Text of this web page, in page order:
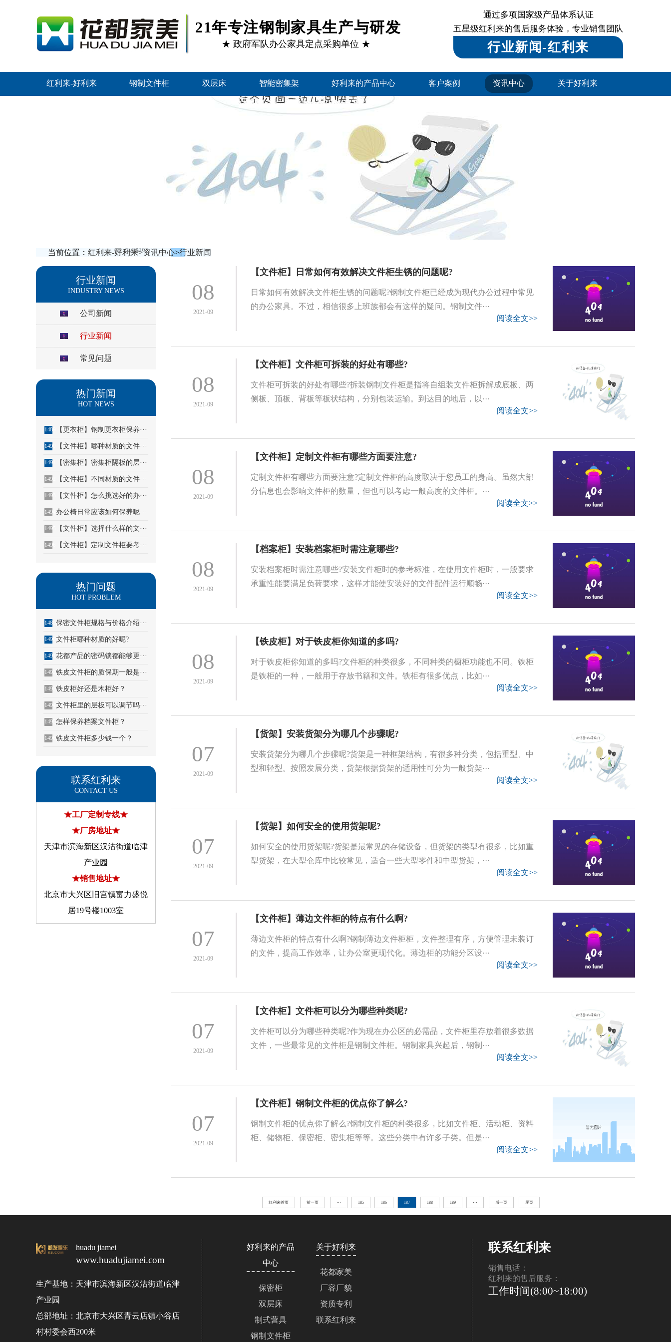
21年专注钢制家具生产与研发
★ 政府军队办公家具定点采购单位 ★
通过多项国家级产品体系认证
五星级红利来的售后服务体验，专业销售团队
行业新闻-红利来
红利来-好利来 钢制文件柜 双层床 智能密集架 好利来的产品中心 客户案例 资讯中心 关于好利来
当前位置： 红利来-好利来>资讯中心>行业新闻
行业新闻
INDUSTRY NEWS
公司新闻
行业新闻
常见问题
热门新闻
HOT NEWS
1489 【更衣柜】钢制更衣柜保养···
1490 【文件柜】哪种材质的文件···
1491 【密集柜】密集柜隔板的层···
1492 【文件柜】不同材质的文件···
1493 【文件柜】怎么挑选好的办···
1494 办公椅日常应该如何保养呢···
1495 【文件柜】选择什么样的文···
1496 【文件柜】定制文件柜要考···
热门问题
HOT PROBLEM
1489 保密文件柜规格与价格介绍···
1490 文件柜哪种材质的好呢?
1491 花都产品的密码锁都能够更···
1492 铁皮文件柜的质保期一般是···
1493 铁皮柜好还是木柜好？
1494 文件柜里的层板可以调节吗···
1495 怎样保养档案文件柜？
1496 铁皮文件柜多少钱一个？
联系红利来
CONTACT US
★工厂定制专线★
★厂房地址★
天津市滨海新区汉沽街道临津
产业园
★销售地址★
北京市大兴区旧宫镇富力盛悦
居19号楼1003室
08
2021-09
【文件柜】日常如何有效解决文件柜生锈的问题呢?
日常如何有效解决文件柜生锈的问题呢?钢制文件柜已经成为现代办公过程中常见
的办公家具。不过，相信很多上班族都会有这样的疑问。钢制文件···
阅读全文>>
08
2021-09
【文件柜】文件柜可拆装的好处有哪些?
文件柜可拆装的好处有哪些?拆装钢制文件柜是指将自组装文件柜拆解成底板、两
侧板、顶板、背板等板状结构，分别包装运输。到达目的地后，以···
阅读全文>>
08
2021-09
【文件柜】定制文件柜有哪些方面要注意?
定制文件柜有哪些方面要注意?定制文件柜的高度取决于您员工的身高。虽然大部
分信息也会影响文件柜的数量，但也可以考虑一般高度的文件柜。···
阅读全文>>
08
2021-09
【档案柜】安装档案柜时需注意哪些?
安装档案柜时需注意哪些?安装文件柜时的参考标准，在使用文件柜时，一般要求
承重性能要满足负荷要求，这样才能使安装好的文件配件运行顺畅···
阅读全文>>
08
2021-09
【铁皮柜】对于铁皮柜你知道的多吗?
对于铁皮柜你知道的多吗?文件柜的种类很多，不同种类的橱柜功能也不同。铁柜
是铁柜的一种，一般用于存放书籍和文件。铁柜有很多优点，比如···
阅读全文>>
07
2021-09
【货架】安装货架分为哪几个步骤呢?
安装货架分为哪几个步骤呢?货架是一种框架结构，有很多种分类，包括重型、中
型和轻型。按照发展分类，货架根据货架的适用性可分为一般货架···
阅读全文>>
07
2021-09
【货架】如何安全的使用货架呢?
如何安全的使用货架呢?货架是最常见的存储设备，但货架的类型有很多，比如重
型货架，在大型仓库中比较常见，适合一些大型零件和中型货架，···
阅读全文>>
07
2021-09
【文件柜】薄边文件柜的特点有什么啊?
薄边文件柜的特点有什么啊?钢制薄边文件柜柜，文件整理有序，方便管理未装订
的文件，提高工作效率，让办公室更现代化。薄边柜的功能分区设···
阅读全文>>
07
2021-09
【文件柜】文件柜可以分为哪些种类呢?
文件柜可以分为哪些种类呢?作为现在办公区的必需品，文件柜里存放着很多数据
文件，一些最常见的文件柜是钢制文件柜。钢制家具兴起后，钢制···
阅读全文>>
07
2021-09
【文件柜】钢制文件柜的优点你了解么?
钢制文件柜的优点你了解么?钢制文件柜的种类很多，比如文件柜、活动柜、资料
柜、储物柜、保密柜、密集柜等等。这些分类中有许多子类。但是···
阅读全文>>
红利来首页 前一页 ··· 185 186 187 188 189 ··· 后一页 尾页
huadu jiamei
www.huadujiamei.com
生产基地：天津市滨海新区汉沽街道临津
产业园
总部地址：北京市大兴区青云店镇小谷店
村村委会西200米
好利来的产品
中心
保密柜
双层床
制式营具
钢制文件柜
关于好利来
花都家美
厂容厂貌
资质专利
联系红利来
联系红利来
销售电话：
红利来的售后服务：
工作时间(8:00~18:00)